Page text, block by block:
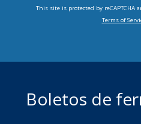
This site is protected by reCAPTCHA
Terms of
Boletos de